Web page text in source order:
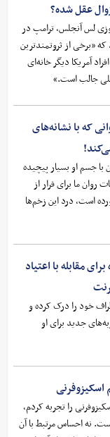
عقل شده؟
لس آنجلس، ترامپ در
که «برخی از ثروتمندترین
آمریکا دیگر خانه‌ای
جالب است.»
که با نشانه‌های
با جسم او بسیار پیچیده
ما برای فرار از
است، درد این زخم‌ها
مقابله با اعتیاد
خود را درک کرده و
جدید برای او
را تجربه کردم،
نه احساس مرتبط با آن